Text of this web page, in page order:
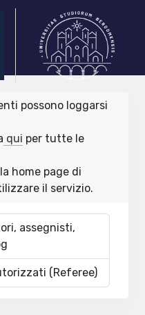
possono loggarsi
qui per tutte le
home page di
il servizio.
assegnisti,
(Referee)